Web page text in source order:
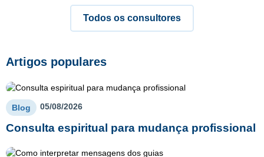
Todos os consultores
Artigos populares
Blog 05/08/2026
Consulta espiritual para mudança profissional